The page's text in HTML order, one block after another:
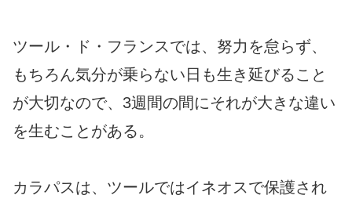
ツール・ド・フランスでは、努力を怠らず、
もちろん気分が乗らない日も生き延びること
が大切なので、3週間の間にそれが大きな違い
を生むことがある。
カラパスは、ツールではイネオスで保護され